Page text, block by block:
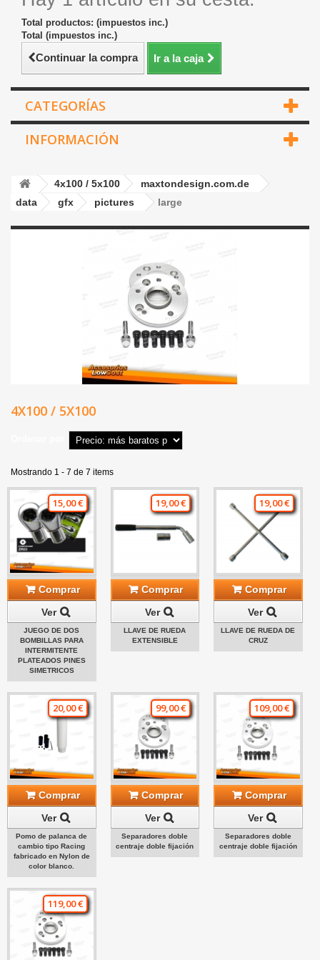
Total productos: (impuestos inc.)
Total (impuestos inc.)
Continuar la compra Ir a la caja
CATEGORÍAS
INFORMACIÓN
4x100 / 5x100
maxtondesign.com.de
data
gfx pictures large
4X100 / 5X100
Mostrando 1 - 7 de 7 items
15,00 €
Comprar
Ver
JUEGO DE DOS
BOMBILLAS PARA
INTERMITENTE
PLATEADOS PINES
SIMETRICOS
19,00 €
Comprar
Ver
LLAVE DE RUEDA
EXTENSIBLE
19,00 €
Comprar
Ver
LLAVE DE RUEDA DE
CRUZ
20,00 €
Comprar
Ver
Pomo de palanca de
cambio tipo Racing
fabricado en Nylon de
color blanco.
99,00 €
Comprar
Ver
Separadores doble
centraje doble fijación
109,00 €
Comprar
Ver
Separadores doble
centraje doble fijación
119,00 €